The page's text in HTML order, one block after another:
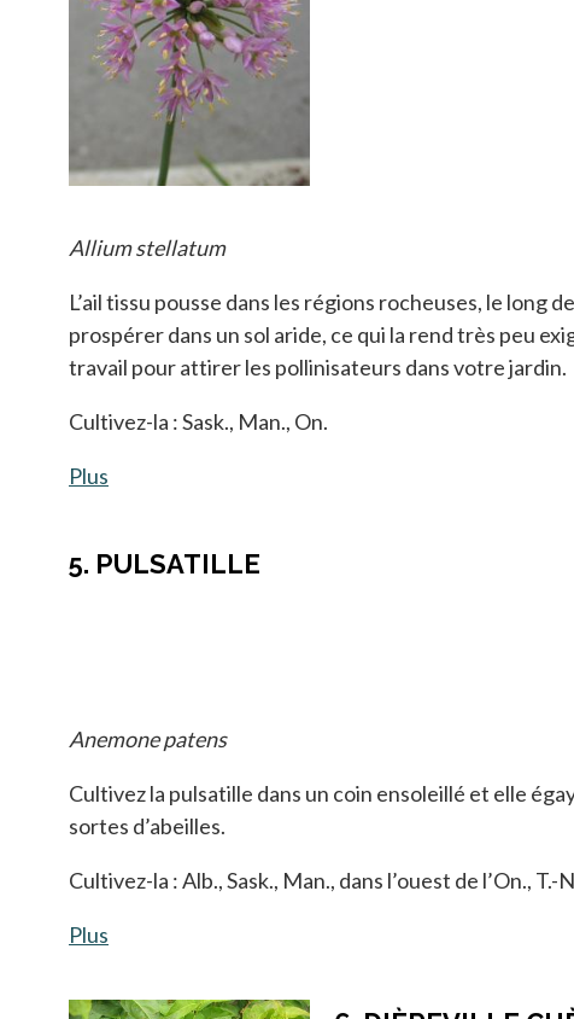
Allium stellatum
L’ail tissu pousse dans les régions rocheuses, le long
prospérer dans un sol aride, ce qui la rend très peu
travail pour attirer les pollinisateurs dans votre jardin.
Cultivez-la : Sask., Man., On.
Plus
5. PULSATILLE
Anemone patens
Cultivez la pulsatille dans un coin ensoleillé et elle
sortes d’abeilles.
Cultivez-la : Alb., Sask., Man., dans l’ouest de l’On., T.-
Plus